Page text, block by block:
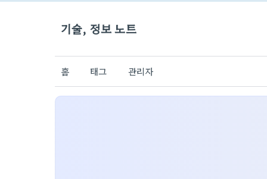
기술, 정보 노트
홈 태그 관리자